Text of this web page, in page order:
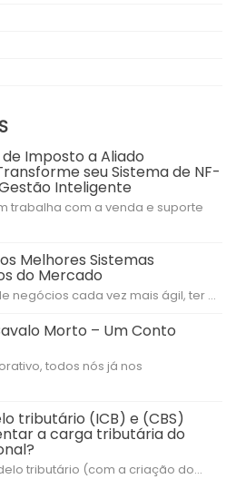
Imposto a Aliado
seu Sistema de NF-
Inteligente
trabalha com a venda e suporte
Melhores Sistemas
do Mercado
negócios cada vez mais ágil, ter ...
Morto – Um Conto
todos nós já nos
tributário (ICB) e (CBS)
a carga tributária do
tributário (com a criação do...